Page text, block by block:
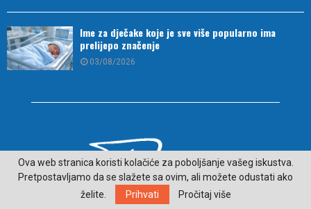
Ime za dječake koje je sve više popularno ima
prelijepo značenje
03/08/2026
Ova web stranica koristi kolačiće za poboljšanje vašeg iskustva.
Pretpostavljamo da se slažete sa ovim, ali možete odustati ako
želite.
Prihvati Pročitaj više